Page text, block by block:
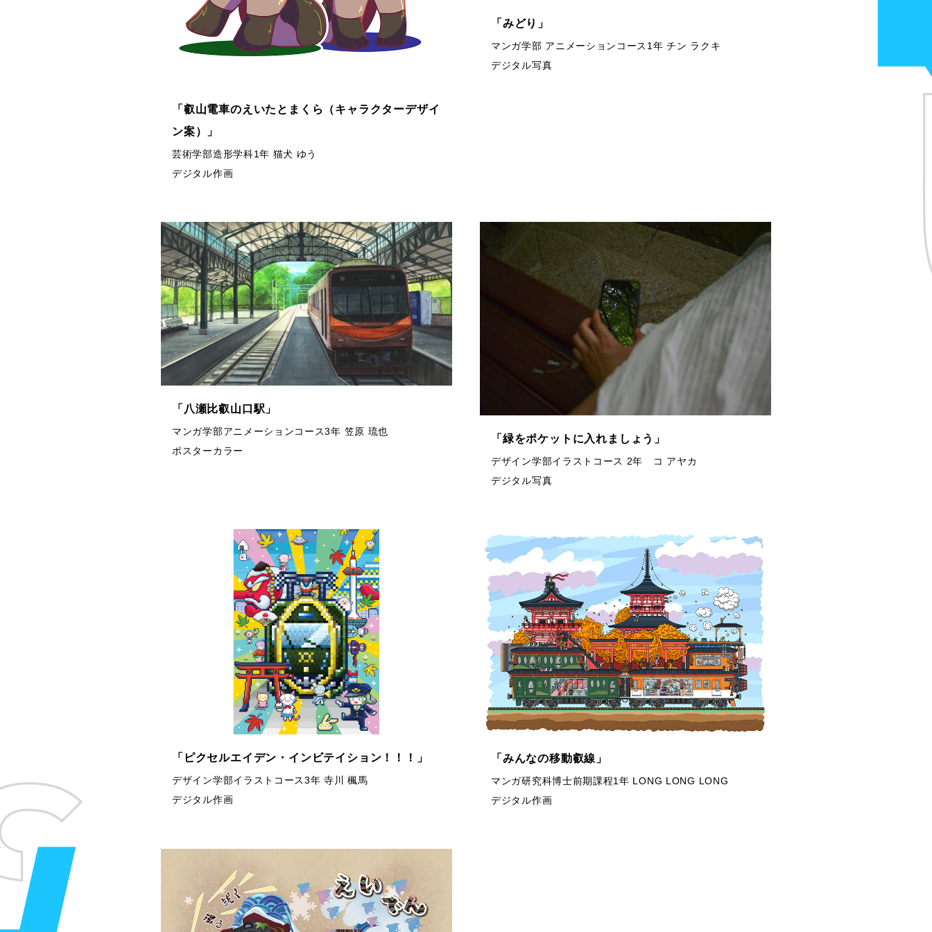
「叡山電車のえいたとまくら（キャラクターデザイ
ン案）」
芸術学部造形学科1年 猫犬 ゆう
デジタル作画
「みどり」
マンガ学部 アニメーションコース1年 チン ラクキ
デジタル写真
「八瀬比叡山口駅」
マンガ学部アニメーションコース3年 笠原 琉也
ポスターカラー
「緑をポケットに入れましょう」
デザイン学部イラストコース 2年 コ アヤカ
デジタル写真
「ピクセルエイデン・インビテイション！！！」
デザイン学部イラストコース3年 寺川 楓馬
デジタル作画
「みんなの移動叡線」
マンガ研究科博士前期課程1年 LONG LONG LONG
デジタル作画